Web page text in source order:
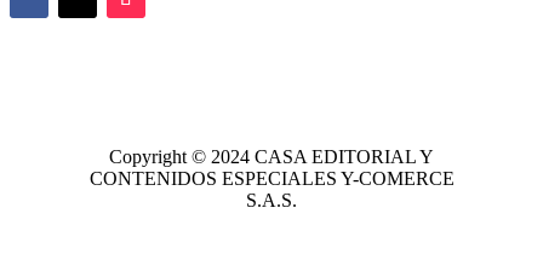
Copyright © 2024 CASA EDITORIALY
CONTENIDOS ESPECIALES Y-COMERCE
S.A.S.